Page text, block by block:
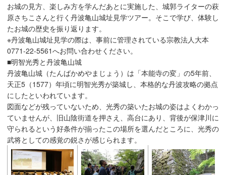
お城の見方、楽しみ方を学んだあとに実施した、城郭ライターの萩
原さちこさんと行く丹波亀山城址見学ツアー。そこで学び、体験し
たお城の歴史を振り返ります。
※丹波亀山城址見学の際は、事前に管理されている宗教法人大本
0771-22-5561へお問い合わせください。
■明智光秀と丹波亀山城
丹波亀山城（たんばかめやまじょう）は「本能寺の変」の5年前、
天正5（1577）年頃に明智光秀が築城し、本格的な丹波攻略の拠点
にしたといわれています。
図面などが残っていないため、光秀の築いたお城の姿はよくわかっ
ていませんが、旧山陰街道を押さえ、高台にあり、背後が保津川に
守られるという好条件が揃ったこの場所を選んだところに、光秀の
武将としての感覚の鋭さが感じられます。